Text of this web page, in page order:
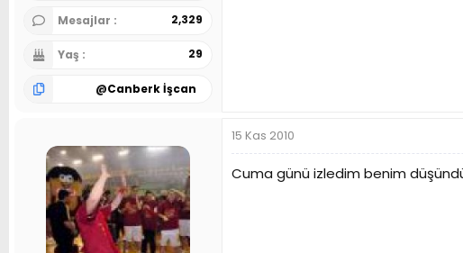
Mesajlar 2,329
Yaş 29
@Canberk İşcan
15 Kas 2010
Cuma günü izledim benim